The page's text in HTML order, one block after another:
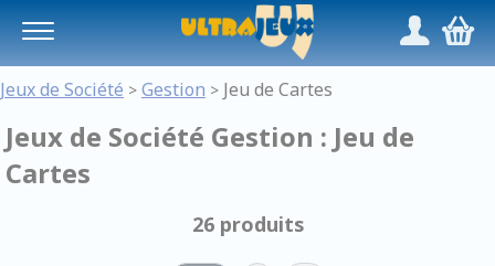
/,
Jeux de Société > Gestion > Jeu de Cartes
Jeux de Société Gestion : Jeu de
Cartes
26 produits